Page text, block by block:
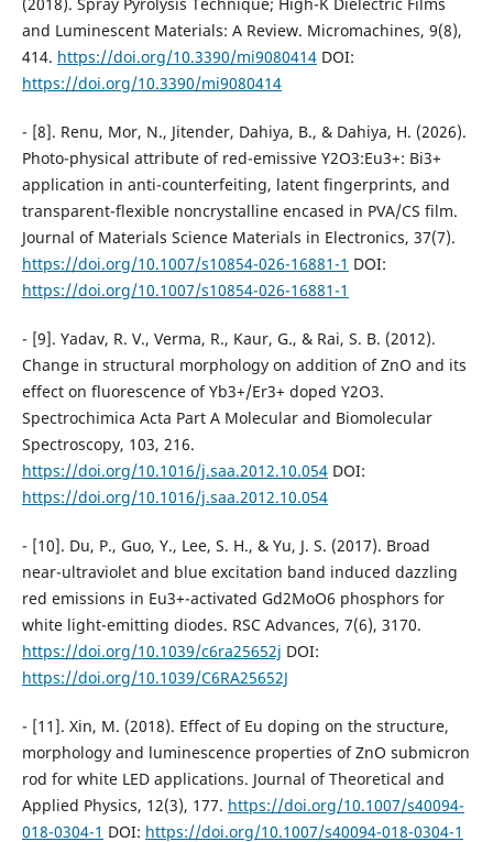
and Luminescent Materials: A Review. Micromachines, 9(8),
414. https://doi.org/10.3390/mi9080414DOI:
https://doi.org/10.3390/mi9080414
- [8]. Renu, Mor, N., Jitender, Dahiya, B., & Dahiya, H. (2026).
Photo-physical attribute of red-emissive Y2O3:Eu3+: Bi3+
application in anti-counterfeiting, latent fingerprints, and
transparent-flexible noncrystalline encased in PVA/CS film.
Journal of Materials Science Materials in Electronics, 37(7).
https://doi.org/10.1007/s10854-026-16881-1 DOI:
https://doi.org/10.1007/s10854-026-16881-1
- [9]. Yadav, R. V., Verma, R., Kaur, G., & Rai, S. B. (2012).
Change in structural morphology on addition of ZnO and its
effect on fluorescence of Yb3+/Er3+ doped Y2O3.
Spectrochimica Acta Part A Molecular and Biomolecular
Spectroscopy, 103, 216.
https://doi.org/10.1016/j.saa.2012.10.054DOI:
https://doi.org/10.1016/j.saa.2012.10.054
- [10]. Du, P., Guo, Y., Lee, S. H., & Yu, J. S. (2017). Broad
near-ultraviolet and blue excitation band induced dazzling
red emissions in Eu3+-activated Gd2MoO6 phosphors for
white light-emitting diodes. RSC Advances, 7(6), 3170.
https://doi.org/10.1039/c6ra25652j DOI:
https://doi.org/10.1039/C6RA25652J
- [11]. Xin, M. (2018). Effect of Eu doping on the structure,
morphology and luminescence properties of ZnO submicron
rod for white LED applications. Journal of Theoretical and
Applied Physics, 12(3), 177. https://doi.org/10.1007/s40094-
018-0304-1 DOI: https://doi.org/10.1007/s40094-018-0304-1